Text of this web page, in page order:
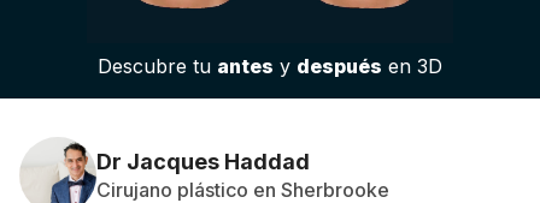
Plataforma 3D de negocio
Planes y Precios
Reseñas de pacientes
Descubre tu antes y después en 3D
Dr Jacques Haddad
Cirujano plástico en Sherbrooke